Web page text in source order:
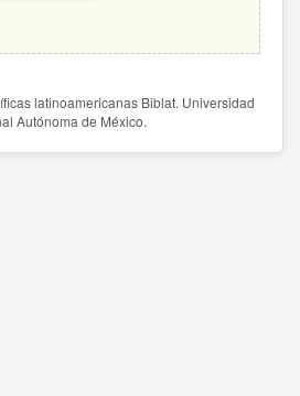
latinoamericanas Biblat. Universidad
Autónoma de México.